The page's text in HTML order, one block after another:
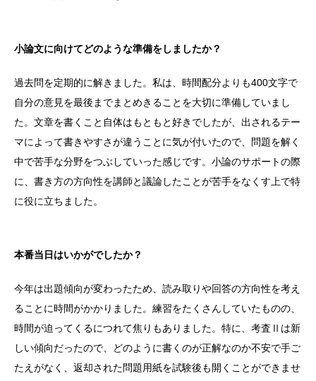
小論文に向けてどのような準備をしましたか？
過去問を定期的に解きました。私は、時間配分よりも400文字で
自分の意見を最後までまとめきることを大切に準備していまし
た。文章を書くこと自体はもともと好きでしたが、出されるテー
マによって書きやすさが違うことに気が付いたので、問題を解く
中で苦手な分野をつぶしていった感じです。小論のサポートの際
に、書き方の方向性を講師と議論したことが苦手をなくす上で特
に役に立ちました。
本番当日はいかがでしたか？
今年は出題傾向が変わったため、読み取りや回答の方向性を考え
ることに時間がかかりました。練習をたくさんしていたものの、
時間が迫ってくるにつれて焦りもありました。特に、考査Ⅱは新
しい傾向だったので、どのように書くのが正解なのか不安で手ご
たえがなく、返却された問題用紙を試験後も開くことができませ